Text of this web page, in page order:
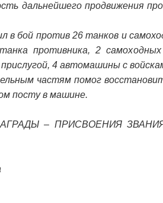
дальнейшего продвижения
в бой против 26 танков и
противника, 2 самоходных
4 автомашины с
частям помог
посту в машине.
– ПРИСВОЕНИЯ